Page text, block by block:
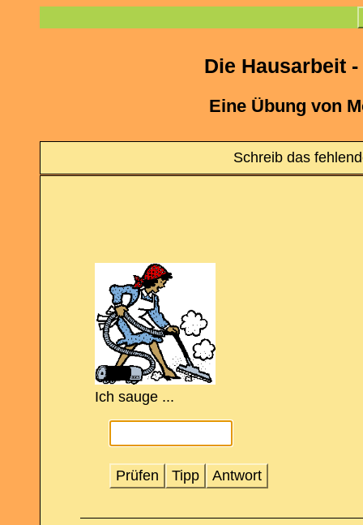
Die Hausarbeit
Eine Übung von
Schreib das
Ich sauge ...
Prüfen Tipp Antwort